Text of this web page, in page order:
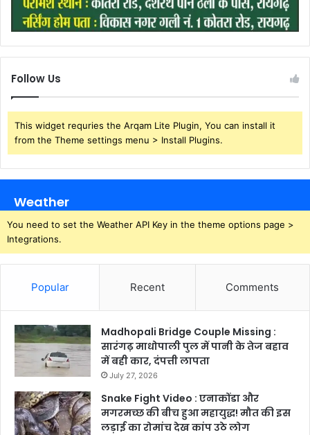
Follow Us
This widget requries the Arqam Lite Plugin, You can install it
from the Theme settings menu > Install Plugins.
Weather
You need to set the Weather API Key in the theme options page >
Integrations.
Popular Recent Comments
Madhopali Bridge Couple Missing :
सारंगढ़ माधोपाली पुल में पानी के तेज बहाव
में बही कार, दंपत्ती लापता
July 27, 2026
Snake Fight Video : एनाकोंडा और
मगरमच्छ की बीच हुआ महायुद्ध! मौत की इस
लड़ाई का रोमांच देख कांप उठे लोग